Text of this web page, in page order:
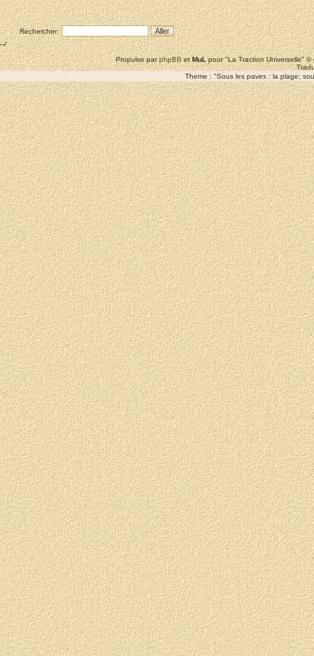
Rechercher:
--/
Propulse parphpBBetMuLpour "La Traction Universelle"
Theme : "Sous les paves : la plage;